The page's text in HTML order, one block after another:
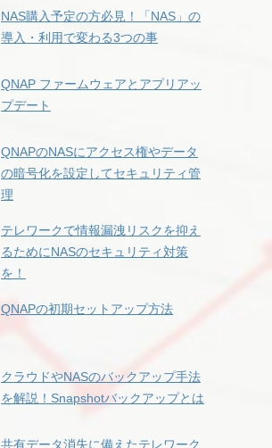
NAS購入予定の方必見！「NAS」の
導入・利用で変わる3つの事
QNAP ファームウェアとアプリアッ
プデート
QNAPのNASにアクセス権やデータ
の暗号化を設定してセキュリティ管
理
テレワークで情報漏洩リスクを抑え
るためにNASのセキュリティ対策
を！
QNAPの初期セットアップ方法
クラウドやNASのバックアップ手法
を解説！Snapshotバックアップとは
共有データ消失に備えたテレワーク